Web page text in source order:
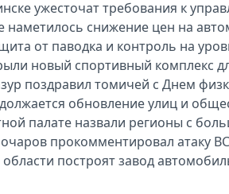
ужесточат требования к
наметилось снижение цен на
от паводка и контроль на
новый спортивный комплекс
поздравил томичей с Днем
обновление улиц и
палате назвали регионы с
прокомментировал атаку
области построят завод